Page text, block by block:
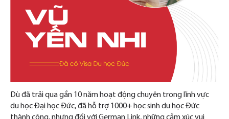
Dù đã trải qua gần 10 năm hoạt động chuyên trong lĩnh vực
du học Đại học Đức, đã hỗ trợ 1000+ học sinh du học Đức